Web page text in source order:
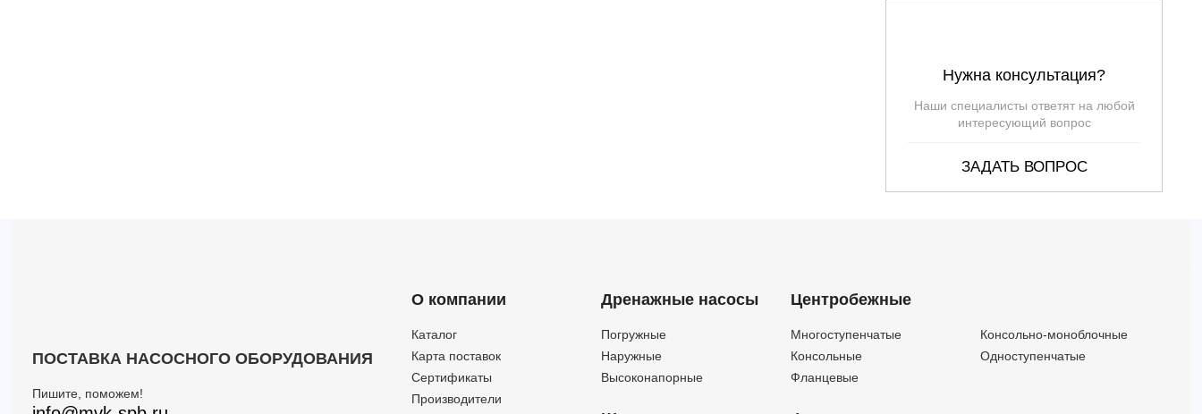
Нужна консультация?
Наши специалисты ответят на любой
интересующий вопрос
ЗАДАТЬ ВОПРОС
ПОСТАВКА НАСОСНОГО ОБОРУДОВАНИЯ
Пишите, поможем!
О компании
Каталог
Карта поставок
Сертификаты
Производители
Дренажные насосы
Погружные
Наружные
Высоконапорные
Центробежные
Многоступенчатые
Консольно-моноблочные
Консольные
Одноступенчатые
Фланцевые